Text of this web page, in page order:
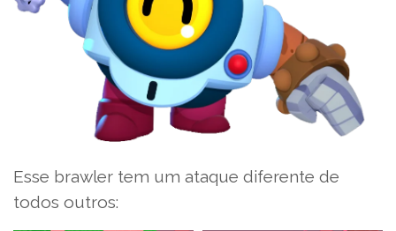
Esse brawler tem um ataque diferente de
todos outros: